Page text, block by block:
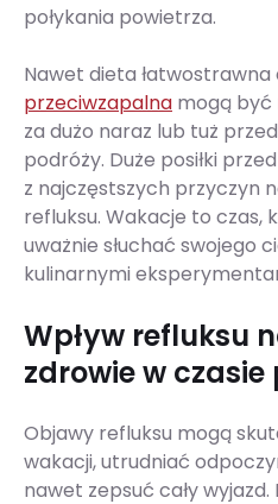
połykania powietrza.
Nawet dieta łatwostrawna
przeciwzapalna mogą być
za dużo naraz lub tuż
podróży. Duże posiłki
z najczęstszych przyczyn
refluksu. Wakacje to czas,
uważnie słuchać swojego
kulinarnymi
Wpływ refluksu
zdrowie w
Objawy refluksu mogą
wakacji, utrudniać
nawet zepsuć cały